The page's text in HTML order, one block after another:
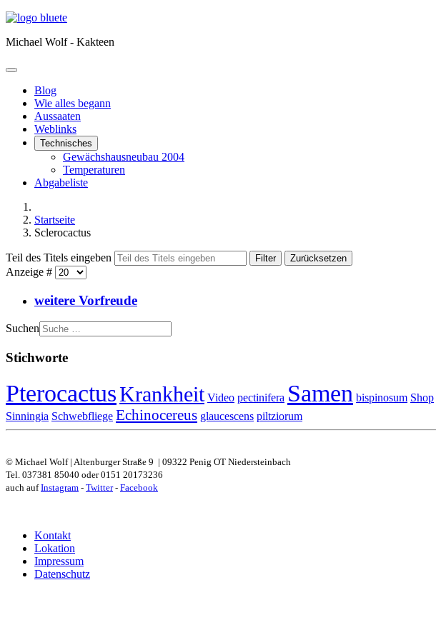
Michael Wolf - Kakteen
Blog
Wie alles begann
Aussaaten
Weblinks
Technisches
Gewächshausneubau 2004
Temperaturen
Abgabeliste
Startseite
Sclerocactus
Teil des Titels eingeben Filter Zurücksetzen
Anzeige #
weitere Vorfreude
Suchen
Stichworte
PterocactusKrankheit Video pectinifera Samen bispinosum Shop
Sinningia Schwebfliege Echinocereus glaucescens piltziorum
© Michael Wolf | Altenburger Straße 9 | 09322 Penig OT Niedersteinbach
Tel. 037381 85040 oder 0151 20173236
auch aufInstagram - Twitter- Facebook
Kontakt
Lokation
Impressum
Datenschutz